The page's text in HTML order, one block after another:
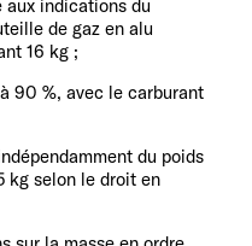
aux indications du
de gaz en alu
16 kg ;
90 %, avec le carburant
du poids
kg selon le droit en